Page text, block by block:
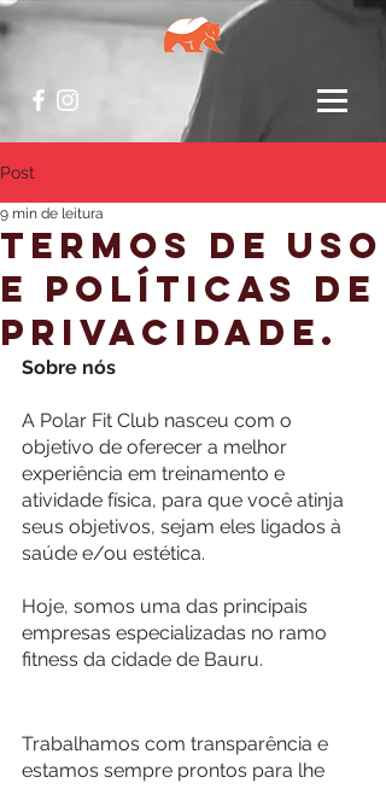
Post
Termos de uso
e políticas de
privacidade.
9 min de leitura
Sobre nós
A Polar Fit Club nasceu com o
objetivo de oferecer a melhor
experiência em treinamento e
atividade física, para que você atinja
seus objetivos, sejam eles ligados à
saúde e/ou estética.
Hoje, somos uma das principais
empresas especializadas no ramo
fitness da cidade de Bauru.
Trabalhamos com transparência e
estamos sempre prontos para lhe